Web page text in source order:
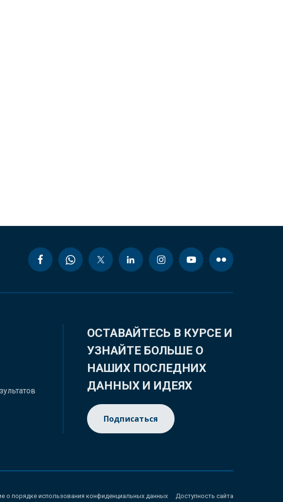
ОСТАВАЙТЕСЬ В КУРСЕ И
УЗНАЙТЕ БОЛЬШЕ О
НАШИХ ПОСЛЕДНИХ
ДАННЫХ И ИДЕЯХ
Подписаться
о порядке использования конфиденциальных данных
Доступность сайта